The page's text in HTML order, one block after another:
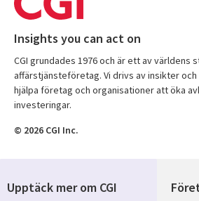
Insights you can act on
CGI grundades 1976 och är ett av världens
affärstjänsteföretag. Vi drivs av insikter
hjälpa företag och organisationer att öka
investeringar.
© 2026 CGI Inc.
Upptäck mer om CGI